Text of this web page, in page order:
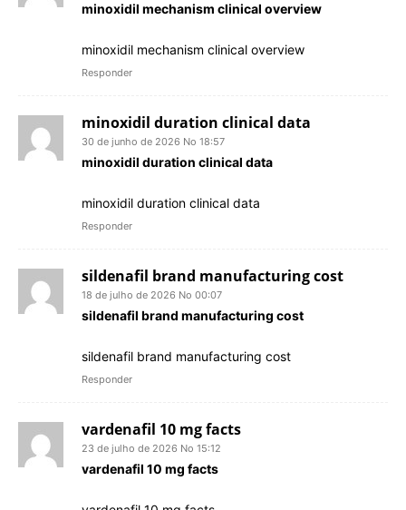
minoxidil mechanism clinical overview
minoxidil mechanism clinical overview
Responder
minoxidil duration clinical data
30 de junho de 2026 No 18:57
minoxidil duration clinical data
minoxidil duration clinical data
Responder
sildenafil brand manufacturing cost
18 de julho de 2026 No 00:07
sildenafil brand manufacturing cost
sildenafil brand manufacturing cost
Responder
vardenafil 10 mg facts
23 de julho de 2026 No 15:12
vardenafil 10 mg facts